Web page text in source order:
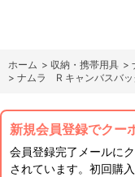
ホーム > 収納・携帯用具 >
> ナムラ R キャンバスバ
新規会員登録でクー
会員登録完了メールに
されています。初回購